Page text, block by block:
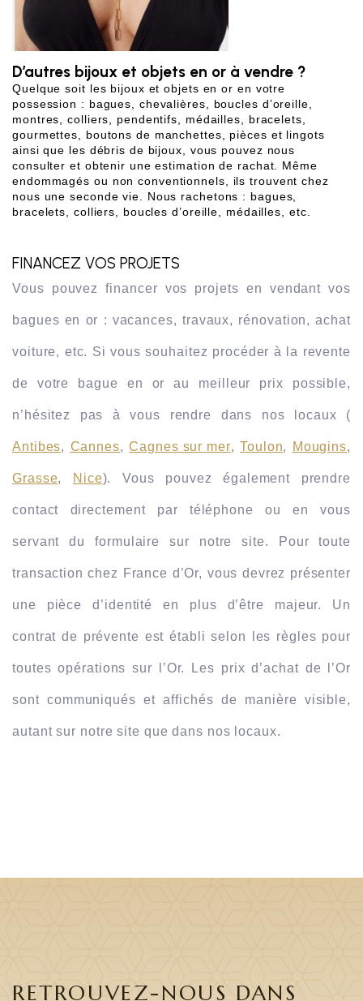
D’autres bijoux et objets en or à vendre ?
Quelque soit les bijoux et objets en or en votre
possession : bagues, chevalières, boucles d’oreille,
montres, colliers, pendentifs, médailles, bracelets,
gourmettes, boutons de manchettes, pièces et lingots
ainsi que les débris de bijoux, vous pouvez nous
consulter et obtenir une estimation de rachat. Même
endommagés ou non conventionnels, ils trouvent chez
nous une seconde vie. Nous rachetons : bagues,
bracelets, colliers, boucles d’oreille, médailles, etc.
FINANCEZ VOS PROJETS
Vous pouvez financer vos projets en vendant vos
bagues en or : vacances, travaux, rénovation, achat
voiture, etc. Si vous souhaitez procéder à la revente
de votre bague en or au meilleur prix possible,
n’hésitez pas à vous rendre dans nos locaux (
Antibes, Cannes, Cagnes sur mer, Toulon, Mougins,
Grasse, Nice). Vous pouvez également prendre
contact directement par téléphone ou en vous
servant du formulaire sur notre site. Pour toute
transaction chez France d’Or, vous devrez présenter
une pièce d’identité en plus d’être majeur. Un
contrat de prévente est établi selon les règles pour
toutes opérations sur l’Or. Les prix d’achat de l’Or
sont communiqués et affichés de manière visible,
autant sur notre site que dans nos locaux.
RETROUVEZ-NOUS DANS